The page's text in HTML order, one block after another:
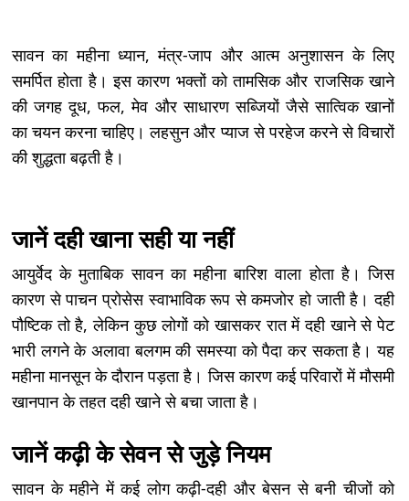
सावन का महीना ध्यान, मंत्र-जाप और आत्म अनुशासन के लिए
समर्पित होता है। इस कारण भक्तों को तामसिक और राजसिक खाने
की जगह दूध, फल, मेव और साधारण सब्जियों जैसे सात्विक खानों
का चयन करना चाहिए। लहसुन और प्याज से परहेज करने से विचारों
की शुद्धता बढ़ती है।
जानें दही खाना सही या नहीं
आयुर्वेद के मुताबिक सावन का महीना बारिश वाला होता है। जिस
कारण से पाचन प्रोसेस स्वाभाविक रूप से कमजोर हो जाती है। दही
पौष्टिक तो है, लेकिन कुछ लोगों को खासकर रात में दही खाने से पेट
भारी लगने के अलावा बलगम की समस्या को पैदा कर सकता है। यह
महीना मानसून के दौरान पड़ता है। जिस कारण कई परिवारों में मौसमी
खानपान के तहत दही खाने से बचा जाता है।
जानें कढ़ी के सेवन से जुड़े नियम
सावन के महीने में कई लोग कढ़ी-दही और बेसन से बनी चीजों को